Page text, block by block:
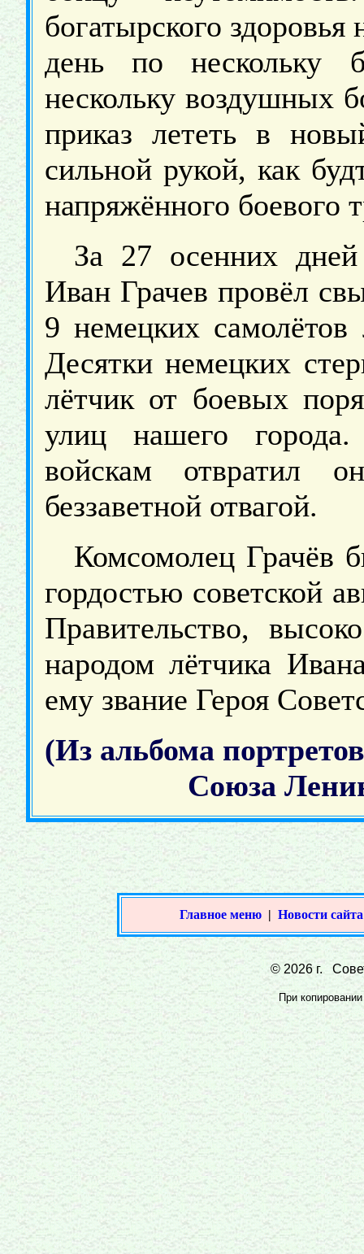
богатырского
день по нескольку
нескольку воздушных
приказ лететь в
сильной рукой, как
напряжённого боевого
За 27 осенних
Иван Грачев провёл
9 немецких
Десятки немецких
лётчик от боевых
улиц нашего
войскам отвратил
беззаветной отвагой.
Комсомолец Грачёв
гордостью советской
Правительство,
народом лётчика
ему звание Героя
(Из альбома
Союза
Главное меню | Новости сайта
© 2026 г.
При копировании